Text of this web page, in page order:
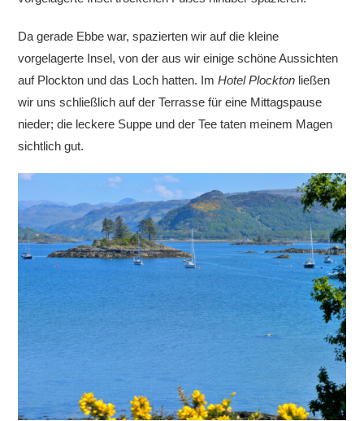
Da gerade Ebbe war, spazierten wir auf die kleine
vorgelagerte Insel, von der aus wir einige schöne Aussichten
auf Plockton und das Loch hatten. ImHotel Plockton ließen
wir uns schließlich auf der Terrasse für eine Mittagspause
nieder; die leckere Suppe und der Tee taten meinem Magen
sichtlich gut.